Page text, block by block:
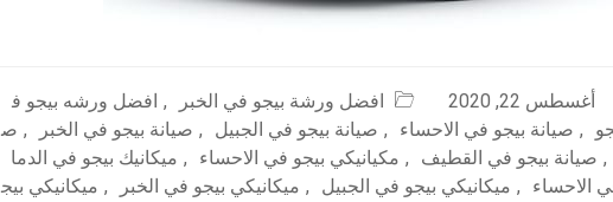
أغسطس 22, 2020 افضل ورشة بيجو في الخبر , افضل ورشه بيجو ف
, صيانة بيجو في الاحساء , صيانة بيجو في الجبيل , صيانة بيجو في الخبر , ص
, صيانة بيجو في القطيف , مكيانيكي بيجو في الاحساء , ميكانيك بيجو في الدما
الاحساء , ميكانيكي بيجو في الجبيل , ميكانيكي بيجو في الخبر , ميكانيكي بيج